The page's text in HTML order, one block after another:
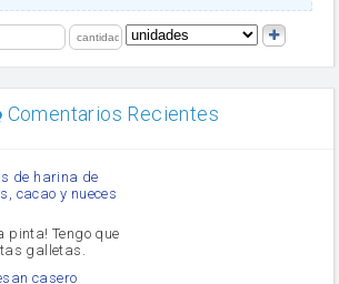
Comentarios Recientes
de harina de
cacao y nueces
pinta! Tengo que
galletas.
casero